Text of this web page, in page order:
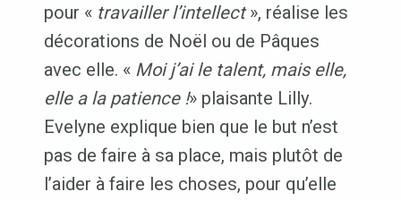
pour « travailler l’intellect», réalise les
décorations de Noël ou de Pâques
avec elle. « Moi j’ai le talent, mais elle,
elle a la patience !» plaisante Lilly.
Evelyne explique bien que le but n’est
pas de faire à sa place, mais plutôt de
l’aider à faire les choses, pour qu’elle